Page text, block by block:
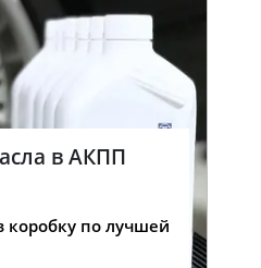
в АКПП
коробку по лучшей